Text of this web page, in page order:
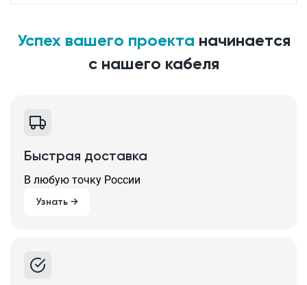
Успех вашего проекта начинается
с нашего кабеля
Быстрая доставка
В любую точку России
Узнать →